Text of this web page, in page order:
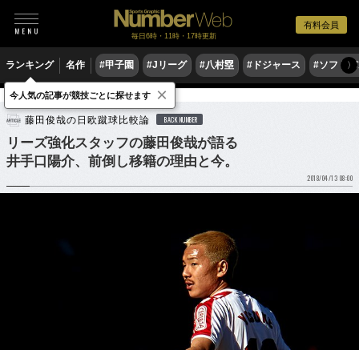
有料会員
毎日6時・11時・17時更新
ランキング 名作 #甲子園 #Jリーグ #八村塁 #ドジャース #ソフト〉
サッカー サッカー日本代表
藤田俊哉の日欧蹴球比較論 BACK NUMBER
リーズ強化スタッフの藤田俊哉が語る
井手口陽介、前倒し移籍の理由と今。
2018/04/13 08:00
今人気の記事が競技ごとに探せます ×